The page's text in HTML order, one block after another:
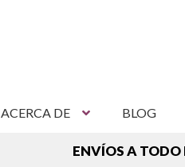
ACERCA DE BLOG
ENVÍOS A TODO